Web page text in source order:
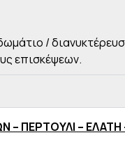
/
επισκέψεων.
– ΠΕΡΤΟΥΛΙ –